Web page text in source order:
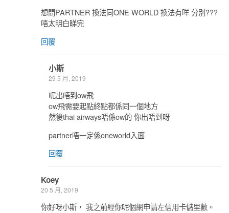
想問PARTNER 換法同ONE WORLD 換法有咩 分別???
唔太明白睇完
回覆
小斯
29 5 月, 2019
呢出唔到ow飛
ow飛需要起點終點都係同一個地方
然後thai airways唔係ow的 你出唔到呀
partner唔一定係oneworld入面
回覆
Koey
20 5 月, 2019
你好呀小斯， 我之前經你呢個網申請左信用卡儲里數。